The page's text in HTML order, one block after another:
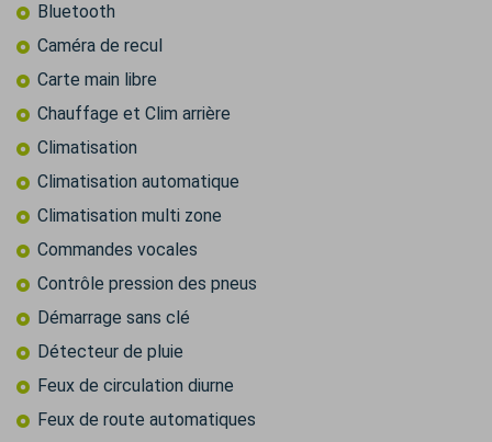
Bluetooth
Caméra de recul
Carte main libre
Chauffage et Clim arrière
Climatisation
Climatisation automatique
Climatisation multi zone
Commandes vocales
Contrôle pression des pneus
Démarrage sans clé
Détecteur de pluie
Feux de circulation diurne
Feux de route automatiques